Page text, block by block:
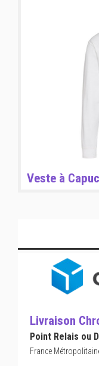
Veste à
Livraison
Point Relais ou
France